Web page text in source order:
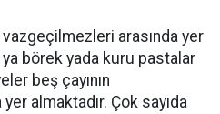
vazgeçilmezleri arasında yer
ya börek yada kuru pastalar
beş çayının
almaktadır. Çok sayıda